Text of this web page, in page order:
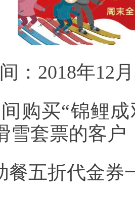
：2018年12
购买“锦鲤
雪套票的客
餐五折代金券